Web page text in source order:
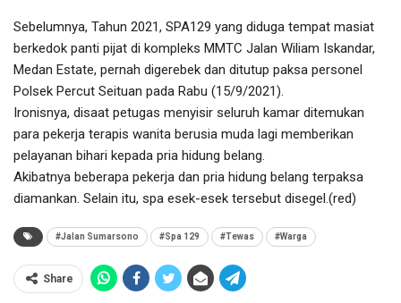
Sebelumnya, Tahun 2021, SPA129 yang diduga tempat masiat
berkedok panti pijat di kompleks MMTC Jalan Wiliam Iskandar,
Medan Estate, pernah digerebek dan ditutup paksa personel
Polsek Percut Seituan pada Rabu (15/9/2021).
Ironisnya, disaat petugas menyisir seluruh kamar ditemukan
para pekerja terapis wanita berusia muda lagi memberikan
pelayanan bihari kepada pria hidung belang.
Akibatnya beberapa pekerja dan pria hidung belang terpaksa
diamankan. Selain itu, spa esek-esek tersebut disegel.(red)
#Jalan Sumarsono #Spa 129 #Tewas #Warga
Share